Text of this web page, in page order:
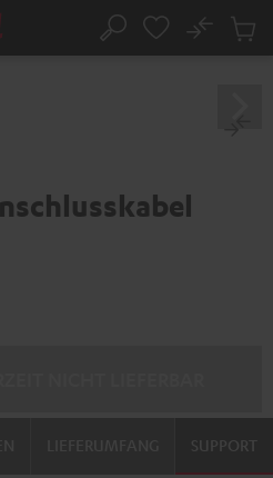
Suche
No
SUPPORT